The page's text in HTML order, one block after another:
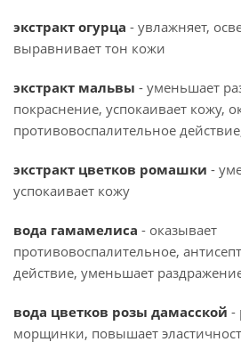
экстракт огурца - увлажняет,
выравнивает тон кожи
экстракт мальвы - уменьшает
покраснение, успокаивает кожу,
противовоспалительное
экстракт цветков ромашки -
успокаивает кожу
вода гамамелиса - оказывает
противовоспалительное,
действие, уменьшает
вода цветков розы дамасской -
морщинки, повышает